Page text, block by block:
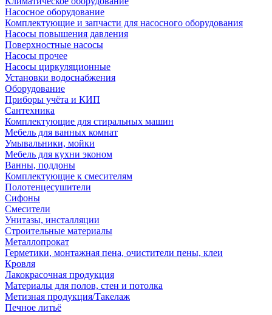
Насосное оборудование
Комплектующие и запчасти для насосного оборудования
Насосы повышения давления
Поверхностные насосы
Насосы прочее
Насосы циркуляционные
Установки водоснабжения
Оборудование
Приборы учёта и КИП
Сантехника
Комплектующие для стиральных машин
Мебель для ванных комнат
Умывальники, мойки
Мебель для кухни эконом
Ванны, поддоны
Комплектующие к смесителям
Полотенцесушители
Сифоны
Смесители
Унитазы, инсталляции
Строительные материалы
Металлопрокат
Герметики, монтажная пена, очистители пены, клеи
Кровля
Лакокрасочная продукция
Материалы для полов, стен и потолка
Метизная продукция/Такелаж
Печное литьё